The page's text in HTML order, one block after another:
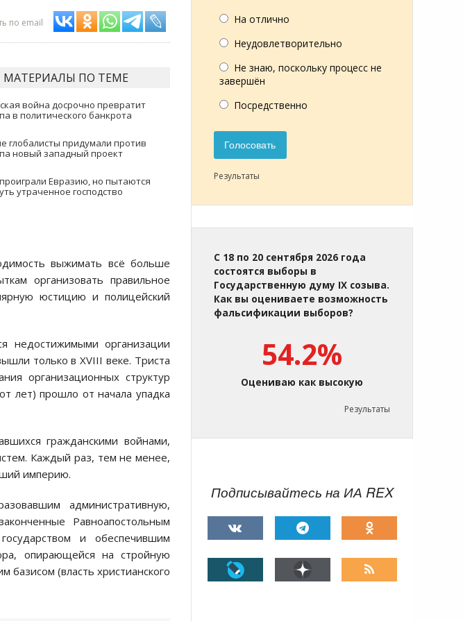
по email
МАТЕРИАЛЫ ПО ТЕМЕ
война досрочно превратит
в политического банкрота
глобалисты придумали против
новый западный проект
Евразию, но пытаются
утраченное господство
выжимать всё больше
организовать правильное
юстицию и полицейский
недостижимыми организации
только в XVIII веке. Триста
организационных структур
лет) прошло от начала упадка
гражданскими войнами,
Каждый раз, тем не менее,
империю.
административную,
Равноапостольным
и обеспечившим
опирающейся на стройную
(власть христианского
На отлично
Неудовлетворительно
Не знаю, поскольку процесс не
завершён
Посредственно
Голосовать
Результаты
С 18 по 20 сентября 2026 года
состоятся выборы в
Государственную думу IX созыва.
Как вы оцениваете возможность
фальсификации выборов?
54.2%
Оцениваю как высокую
Результаты
Подписывайтесь на ИА REX